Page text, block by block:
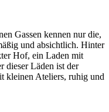
Gassen kennen nur die,
und absichtlich. Hinter
Hof, ein Laden mit
dieser Läden ist der
kleinen Ateliers, ruhig und